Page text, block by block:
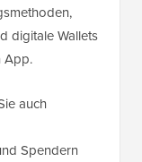
digitale Wallets
App.
auch
Spendern